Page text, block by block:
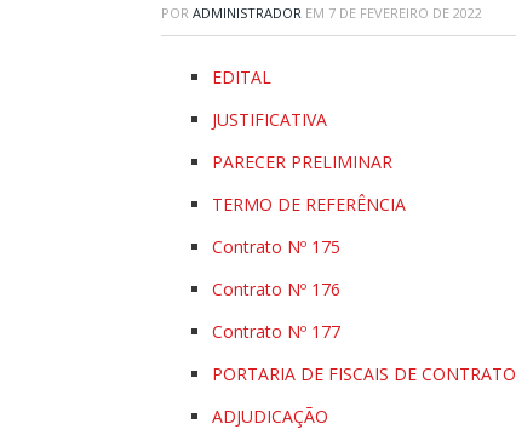
POR ADMINISTRADOR EM 7 DE FEVEREIRO DE 2022
EDITAL
JUSTIFICATIVA
PARECER PRELIMINAR
TERMO DE REFERÊNCIA
Contrato Nº 175
Contrato Nº 176
Contrato Nº 177
PORTARIA DE FISCAIS DE CONTRATO
ADJUDICAÇÃO